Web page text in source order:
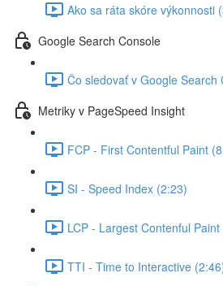
Ako sa ráta skóre výkonnosti
Google Search Console
Čo sledovať v Google Search
Metriky v PageSpeed Insight
FCP - First Contentful Paint
SI - Speed Index (2:23)
LCP - Largest Contenful
TTI - Time to Interactive